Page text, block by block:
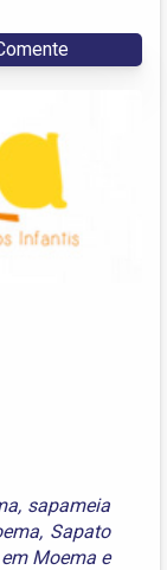
, sapameia
, Sapato
Moema e